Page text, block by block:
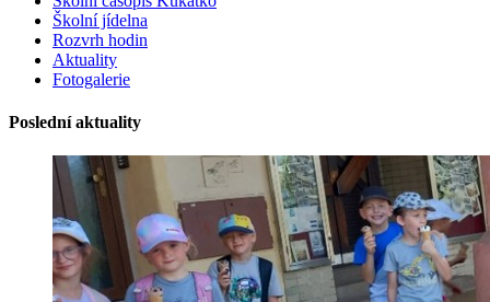
Školní jídelna
Rozvrh hodin
Aktuality
Fotogalerie
Poslední aktuality